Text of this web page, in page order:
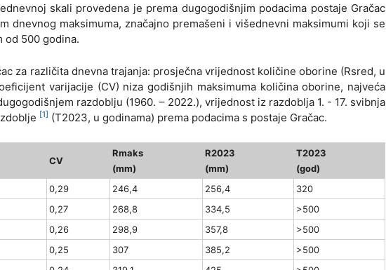
skali provedena je prema dugogodišnjim podacima postaje Gračac
dnevnog maksimuma, značajno premašeni i višednevni maksimumi koji se
od 500 godina.
za različita dnevna trajanja: prosječna vrijednost količine oborine (Rsred, u
varijacije (CV) niza godišnjih maksimuma količina oborine, najveća
razdoblju (1960. – 2022.), vrijednost iz razdoblja 1. - 17. svibnja
[1] (T2023, u godinama) prema podacima s postaje Gračac.
CV
Rmaks
(mm)
R2023
(mm)
T2023
(god)
0,29 246,4 256,4
320
0,27 268,8 334,5
>500
0,26 298,9 357,8
>500
0,25 307 385,2
>500